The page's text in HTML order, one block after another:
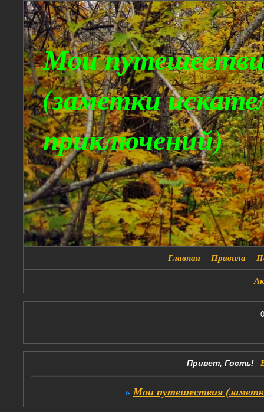
Мои
(заметки
приключений)
Главная Правила
Привет, Гость!
» Мои путешествия